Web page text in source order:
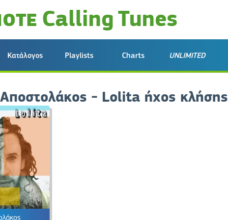
Κατάλογος Playlists Charts UNLIMITED
- Lolita ήχος κλήσης